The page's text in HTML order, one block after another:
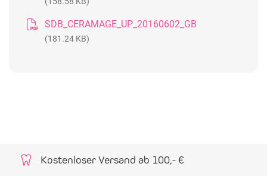
SDB_CERAMAGE_UP_20160602_GB
(181.24 KB)
Kostenloser Versand ab 100,- €